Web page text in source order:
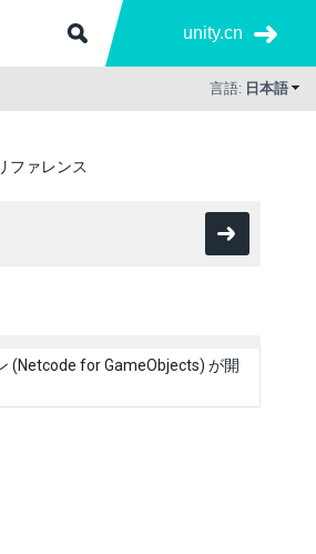
unity.cn
言語: 日本語
ファレンス
(Netcode for GameObjects) が開